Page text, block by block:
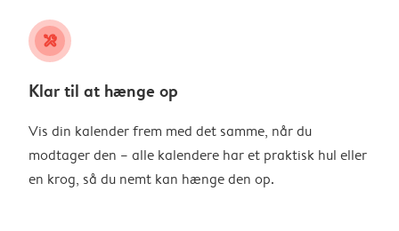
tools
Klar til at hænge op
Vis din kalender frem med det samme, når du
modtager den – alle kalendere har et praktisk hul eller
en krog, så du nemt kan hænge den op.